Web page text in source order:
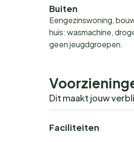
Buiten
Eengezinswoning,
huis: wasmachine,
geen jeugdgroepen.
Dit maakt jouw
Faciliteiten